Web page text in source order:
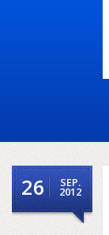
26 SEP.
2012